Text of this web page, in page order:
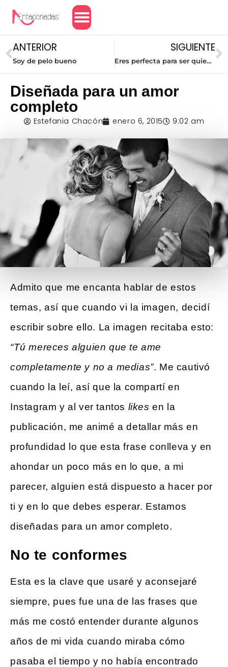
ANTERIOR
Soy de pelo bueno
SIGUIENTE
Eres perfecta para ser quien eres
Diseñada para un amor
completo
Estefania Chacón enero 6, 2015 9:02 am
Admito que me encanta hablar de estos
temas, así que cuando vi la imagen, decidí
escribir sobre ello. La imagen recitaba esto:
“Tú mereces alguien que te ame
completamente y no a medias”. Me cautivó
cuando la leí, así que la compartí en
Instagram y al ver tantos likes en la
publicación, me animé a detallar más en
profundidad lo que esta frase conlleva y en
ahondar un poco más en lo que, a mi
parecer, alguien está dispuesto a hacer por
ti y en lo que debes esperar. Estamos
diseñadas para un amor completo.
No te conformes
Esta es la clave que usaré y aconsejaré
siempre, pues fue una de las frases que
más me costó entender durante algunos
años de mi vida cuando miraba cómo
pasaba el tiempo y no había encontrado